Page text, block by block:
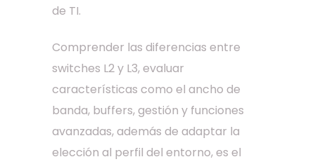
de TI.
Comprender las diferencias entre
switches L2 y L3, evaluar
características como el ancho de
banda, buffers, gestión y funciones
avanzadas, además de adaptar la
elección al perfil del entorno, es el